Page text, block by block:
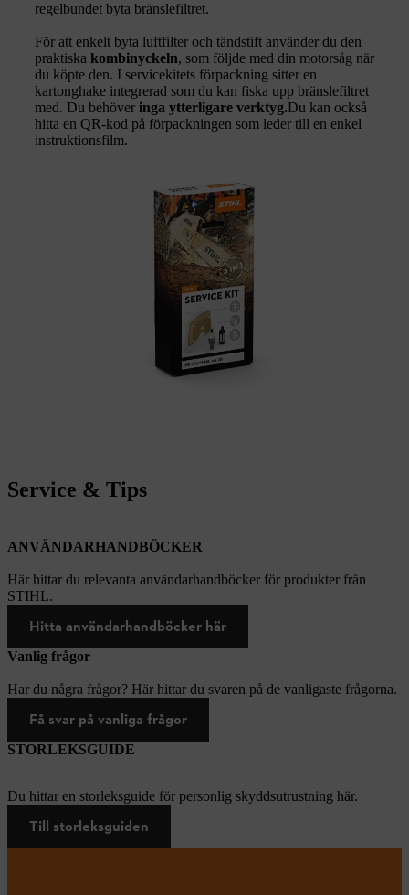
regelbundet byta bränslefiltret.
För att enkelt byta luftfilter och tändstift använder du den
praktiska kombinyckeln, som följde med din motorsåg när
du köpte den. I servicekitets förpackning sitter en
kartonghake integrerad som du kan fiska upp bränslefiltret
med. Du behöver inga ytterligare verktyg.Du kan också
hitta en QR-kod på förpackningen som leder till en enkel
instruktionsfilm.
Service & Tips
ANVÄNDARHANDBÖCKER
Här hittar du relevanta användarhandböcker för produkter från
STIHL.
Hitta användarhandböcker här
Vanlig frågor
Har du några frågor? Här hittar du svaren på de vanligaste frågorna.
Få svar på vanliga frågor
STORLEKSGUIDE
Du hittar en storleksguide för personlig skyddsutrustning här.
Till storleksguiden